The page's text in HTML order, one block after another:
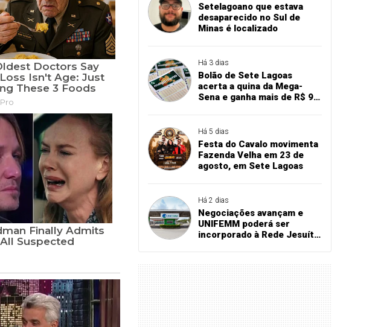
Setelagoano que estava
desaparecido no Sul de
Minas é localizado
Há 3 dias
Bolão de Sete Lagoas
acerta a quina da Mega-
Sena e ganha mais de R$ 94
Há 5 dias
Festa do Cavalo movimenta
Fazenda Velha em 23 de
agosto, em Sete Lagoas
Há 2 dias
Negociações avançam e
UNIFEMM poderá ser
incorporado à Rede Jesuíta